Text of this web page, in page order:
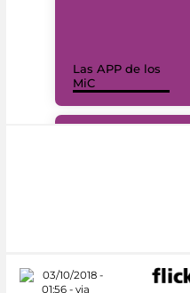
Las APP de los
MiC